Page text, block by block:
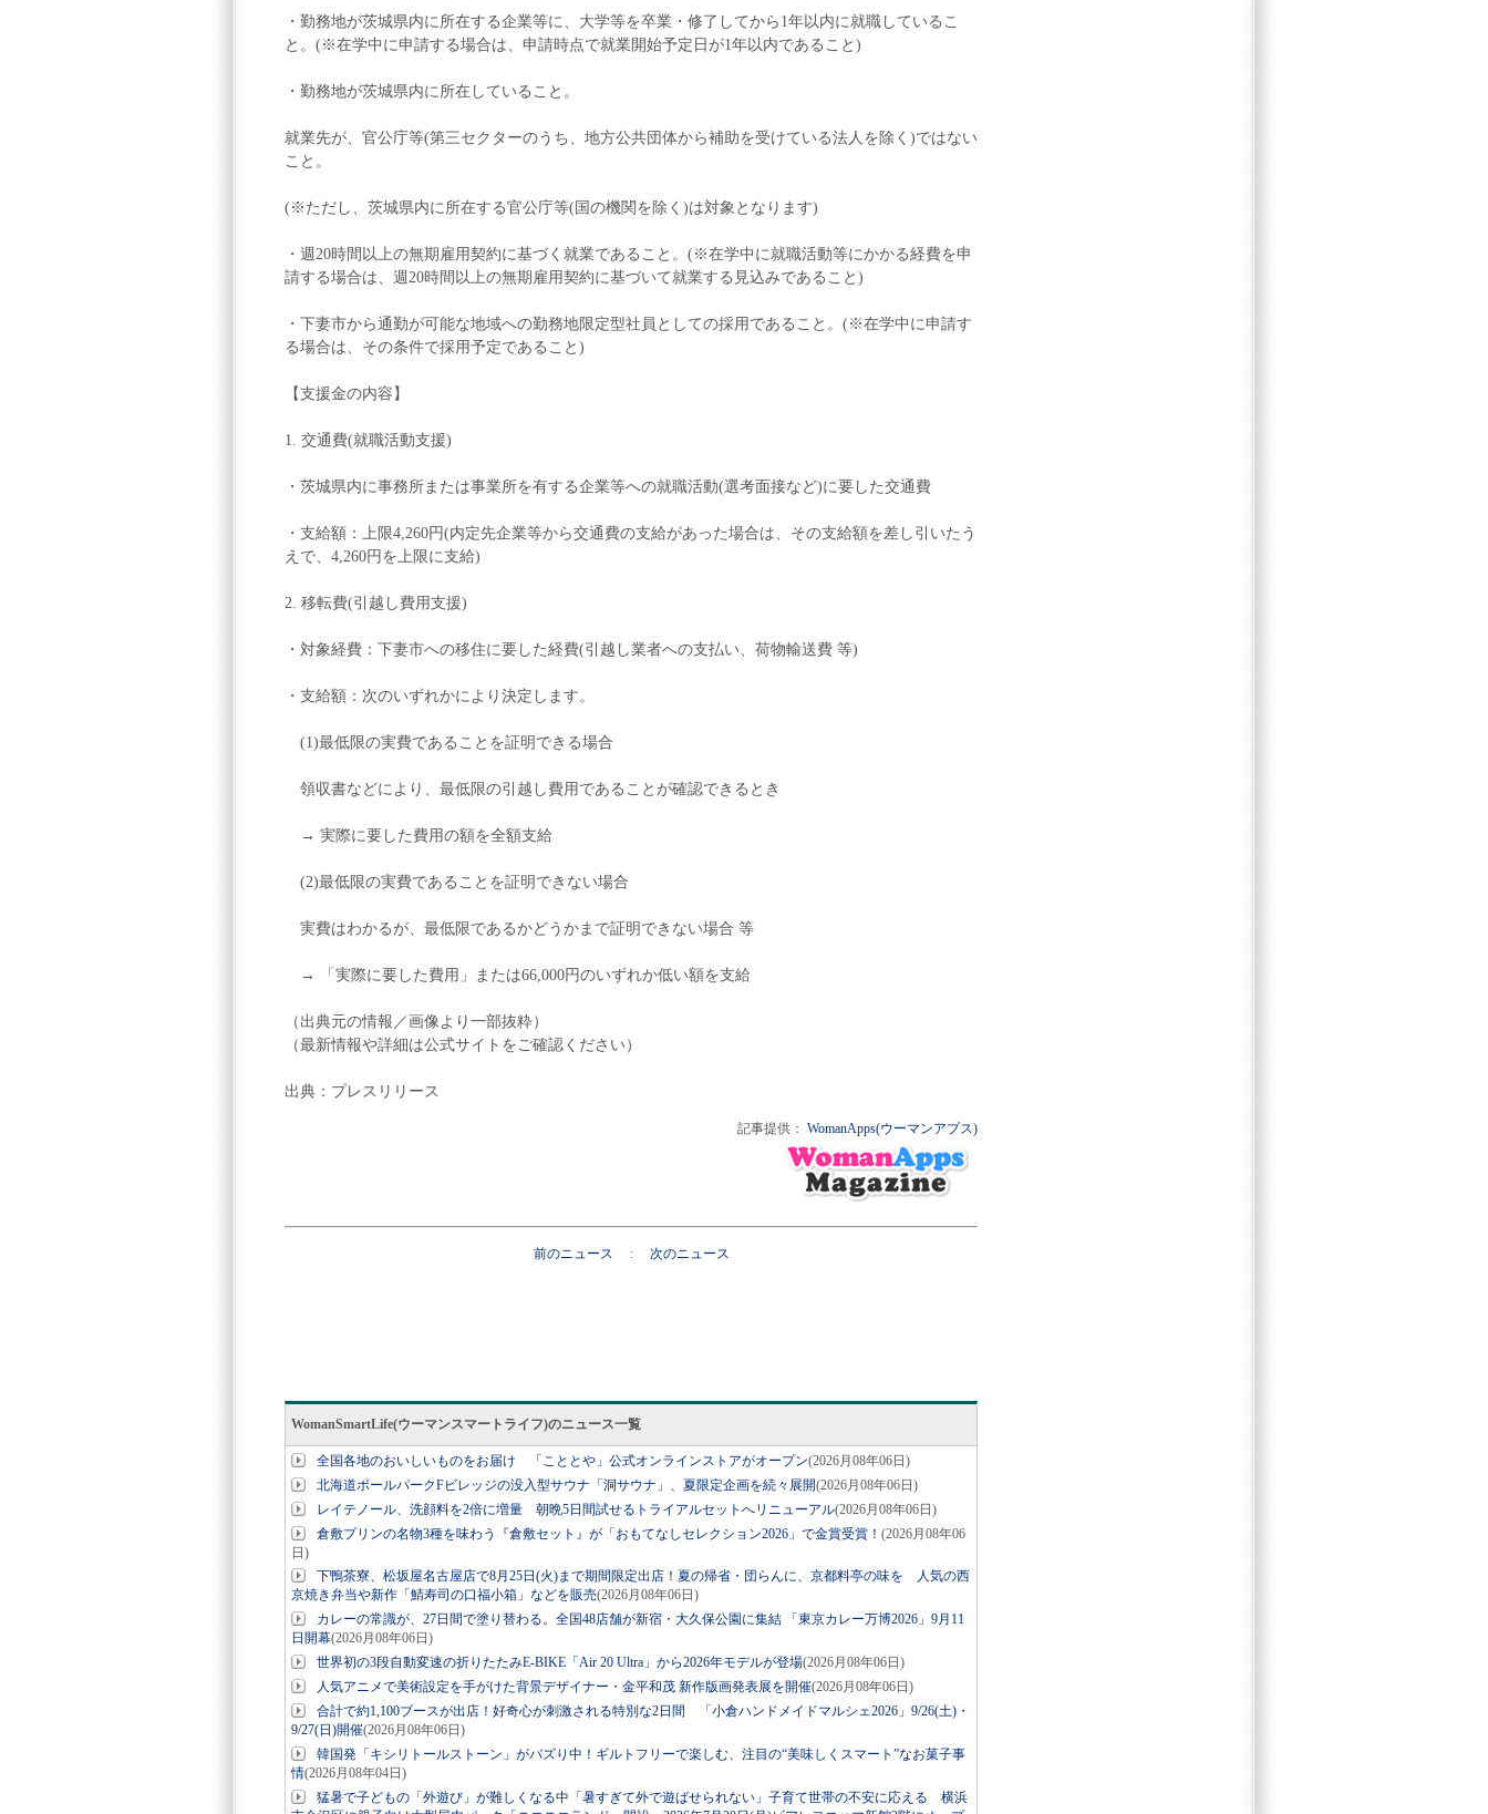
・勤務地が茨城県内に所在する企業等に、大学等を卒業・修了してから1年以内に就職しているこ
と。(※在学中に申請する場合は、申請時点で就業開始予定日が1年以内であること)
・勤務地が茨城県内に所在していること。
就業先が、官公庁等(第三セクターのうち、地方公共団体から補助を受けている法人を除く)ではない
こと。
(※ただし、茨城県内に所在する官公庁等(国の機関を除く)は対象となります)
・週20時間以上の無期雇用契約に基づく就業であること。(※在学中に就職活動等にかかる経費を申
請する場合は、週20時間以上の無期雇用契約に基づいて就業する見込みであること)
・下妻市から通勤が可能な地域への勤務地限定型社員としての採用であること。(※在学中に申請す
る場合は、その条件で採用予定であること)
【支援金の内容】
1. 交通費(就職活動支援)
・茨城県内に事務所または事業所を有する企業等への就職活動(選考面接など)に要した交通費
・支給額：上限4,260円(内定先企業等から交通費の支給があった場合は、その支給額を差し引いたう
えで、4,260円を上限に支給)
2. 移転費(引越し費用支援)
・対象経費：下妻市への移住に要した経費(引越し業者への支払い、荷物輸送費 等)
・支給額：次のいずれかにより決定します。
(1)最低限の実費であることを証明できる場合
領収書などにより、最低限の引越し費用であることが確認できるとき
→ 実際に要した費用の額を全額支給
(2)最低限の実費であることを証明できない場合
実費はわかるが、最低限であるかどうかまで証明できない場合 等
→ 「実際に要した費用」または66,000円のいずれか低い額を支給
（出典元の情報／画像より一部抜粋）
（最新情報や詳細は公式サイトをご確認ください）
出典：プレスリリース
記事提供： WomanApps(ウーマンアプス)
前のニュース : 次のニュース
WomanSmartLife(ウーマンスマートライフ)のニュース一覧
全国各地のおいしいものをお届け 「こととや」公式オンラインストアがオープン(2026月08年06日)
北海道ボールパークFビレッジの没入型サウナ「洞サウナ」、夏限定企画を続々展開(2026月08年06日)
レイテノール、洗顔料を2倍に増量 朝晩5日間試せるトライアルセットへリニューアル(2026月08年06日)
倉敷プリンの名物3種を味わう『倉敷セット』が「おもてなしセレクション2026」で金賞受賞！ (2026月08年06
日)
下鴨茶寮、松坂屋名古屋店で8月25日(火)まで期間限定出店！夏の帰省・団らんに、京都料亭の味を 人気の西
京焼き弁当や新作「鯖寿司の口福小箱」などを販売(2026月08年06日)
カレーの常識が、27日間で塗り替わる。全国48店舗が新宿・大久保公園に集結 「東京カレー万博2026」9月11
日開幕(2026月08年06日)
世界初の3段自動変速の折りたたみE-BIKE「Air 20 Ultra」から2026年モデルが登場(2026月08年06日)
人気アニメで美術設定を手がけた背景デザイナー・金平和茂 新作版画発表展を開催(2026月08年06日)
合計で約1,100ブースが出店！好奇心が刺激される特別な2日間 「小倉ハンドメイドマルシェ2026」9/26(土)・
9/27(日)開催(2026月08年06日)
韓国発「キシリトールストーン」がバズり中！ギルトフリーで楽しむ、注目の“美味しくスマート”なお菓子事
情(2026月08年04日)
猛暑で子どもの「外遊び」が難しくなる中「暑すぎて外で遊ばせられない」子育て世帯の不安に応える 横浜